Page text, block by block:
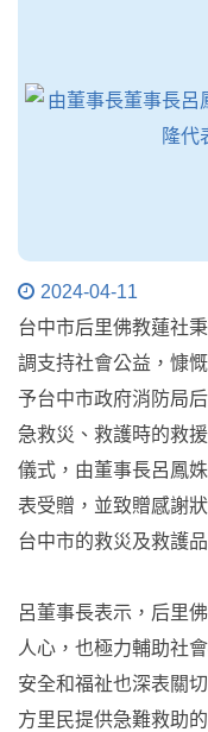
2024-04-11
台中市后里佛教蓮社
調支持社會公益，慷
予台中市政府消防局
急救災、救護時的救
儀式，由董事長呂鳳
表受贈，並致贈感謝
台中市的救災及救護品
呂董事長表示，后里
人心，也極力輔助社
安全和福祉也深表關
方里民提供急難救助